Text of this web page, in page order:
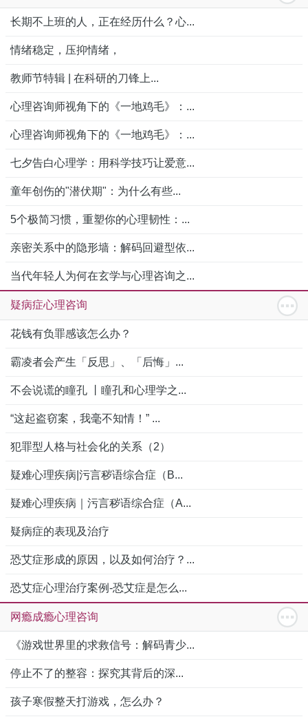
长期不上班的人，正在经历什么？心...
情绪稳定，压抑情绪，
教师节特辑 | 在科研的刀锋上...
心理咨询师视角下的《一地鸡毛》：...
心理咨询师视角下的《一地鸡毛》：...
七夕告白心理学：用科学技巧让爱意...
童年创伤的"潜伏期"：为什么有些...
5个极简习惯，重塑你的心理韧性：...
亲密关系中的隐形墙：解码回避型依...
当代年轻人为何在玄学与心理咨询之...
疑病症心理咨询
花钱有负罪感该怎么办？
霸凌者会产生「反思」、「后悔」...
不会说谎的瞳孔 丨瞳孔和心理学之...
“这起盗窃案，我毫不知情！” ...
犯罪型人格与社会化的关系（2）
疑难心理疾病|污言秽语综合症（B...
疑难心理疾病｜污言秽语综合症（A...
疑病症的表现及治疗
恐艾症形成的原因，以及如何治疗？...
恐艾症心理治疗案例-恐艾症是怎么...
网瘾成瘾心理咨询
《游戏世界里的求救信号：解码青少...
停止不了的整容：探究其背后的深...
孩子寒假整天打游戏，怎么办？